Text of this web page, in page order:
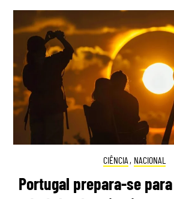
CIÊNCIA , NACIONAL
Portugal prepara-se